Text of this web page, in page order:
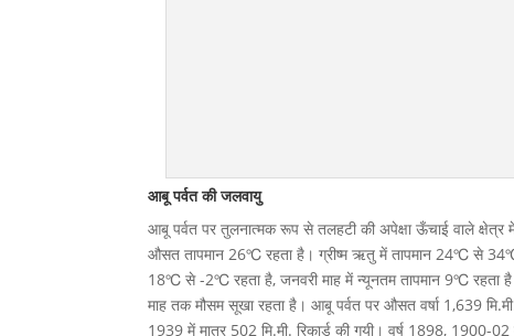
आबू पर्वत की जलवायु
आबू पर्वत पर तुलनात्मक रूप से तलहटी की अपेक्षा ऊँचाई वाले
औसत तापमान 26℃ रहता है। ग्रीष्म ऋतु में तापमान 24℃ से
18℃ से -2℃ रहता है, जनवरी माह में न्यूनतम तापमान 9℃ रहता
माह तक मौसम सूखा रहता है। आबू पर्वत पर औसत वर्षा 1,639
1939 में मात्र 502 मि.मी. रिकार्ड की गयी। वर्ष 1898, 1900-